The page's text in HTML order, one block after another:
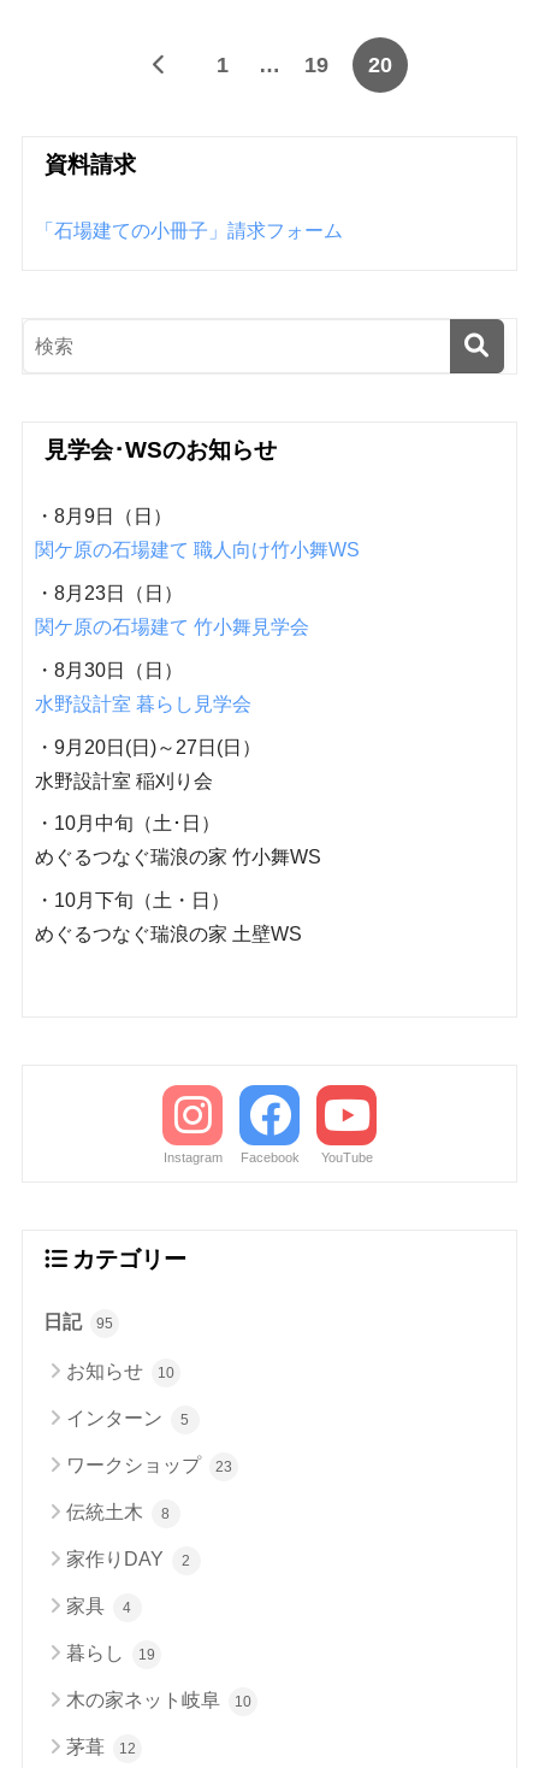
1 … 19 20
資料請求
「石場建ての小冊子」請求フォーム
見学会･WSのお知らせ
・8月9日（日）
関ケ原の石場建て 職人向け竹小舞WS
・8月23日（日）
関ケ原の石場建て 竹小舞見学会
・8月30日（日）
水野設計室 暮らし見学会
・9月20日(日)～27日(日）
水野設計室 稲刈り会
・10月中旬（土･日）
めぐるつなぐ瑞浪の家 竹小舞WS
・10月下旬（土・日）
めぐるつなぐ瑞浪の家 土壁WS
Instagram Facebook YouTube
カテゴリー
日記 95
お知らせ 10
インターン 5
ワークショップ 23
伝統土木 8
家作りDAY 2
家具 4
暮らし 19
木の家ネット岐阜 10
茅葺 12